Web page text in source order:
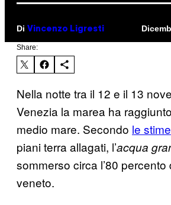
Di Vincenzo Ligresti
Share:
Nella notte tra il 12 e il 13
Venezia la marea ha
medio mare. Secondo le stime
piani terra allagati, l’acqua
sommerso circa l’80
veneto.